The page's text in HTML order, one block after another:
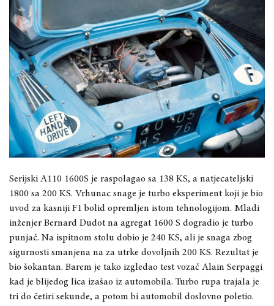
Serijski A110 1600S je raspolagao sa 138 KS, a natjecateljski
1800 sa 200 KS. Vrhunac snage je turbo eksperiment koji je bio
uvod za kasniji F1 bolid opremljen istom tehnologijom. Mladi
inženjer Bernard Dudot na agregat 1600 S dogradio je turbo
punjač. Na ispitnom stolu dobio je 240 KS, ali je snaga zbog
sigurnosti smanjena na za utrke dovoljnih 200 KS. Rezultat je
bio šokantan. Barem je tako izgledao test vozač Alain Serpaggi
kad je blijedog lica izašao iz automobila. Turbo rupa trajala je
tri do četiri sekunde, a potom bi automobil doslovno poletio.